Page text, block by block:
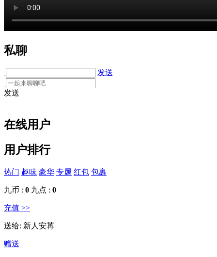
私聊
发送
发送
在线用户
用户排行
热门 趣味 豪华 专属 红包 包裹
九币 : 0 九点 : 0
充值 >>
送给: 新人安苒
赠送